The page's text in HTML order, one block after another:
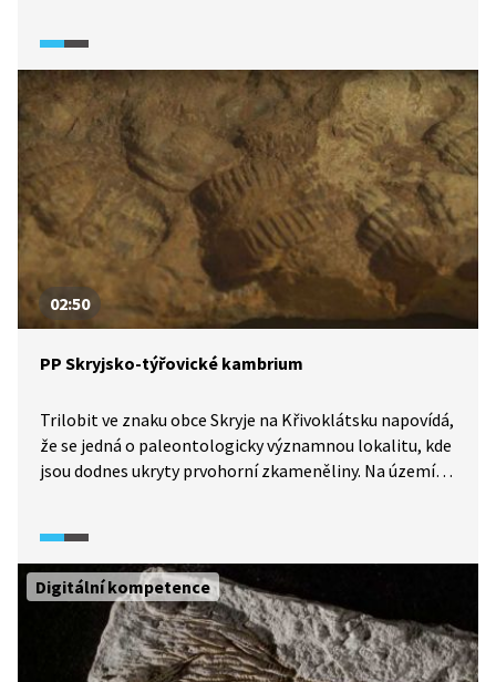
nichž se určuje relativní stáří geologických vrstev.
02:50
PP Skryjsko-týřovické kambrium
Trilobit ve znaku obce Skryje na Křivoklátsku napovídá,
že se jedná o paleontologicky významnou lokalitu, kde
jsou dodnes ukryty prvohorní zkameněliny. Na území
na určeném místě možný volný sběr fosilií. Nejhezčí
nálezy si můžeme prohlédnout také v místním muzeu.
Digitální kompetence